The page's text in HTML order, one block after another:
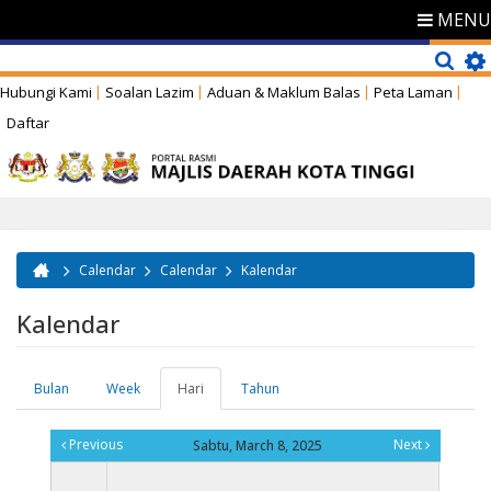
MENU
Hubungi Kami Soalan Lazim Aduan & Maklum Balas
Peta Laman
Daftar
Anda di sini
Calendar Calendar Kalendar
Kalendar
Tab-tab utama
Bulan Week Hari
aktif)
Tahun
Previous Sabtu, March 8, 2025 Next